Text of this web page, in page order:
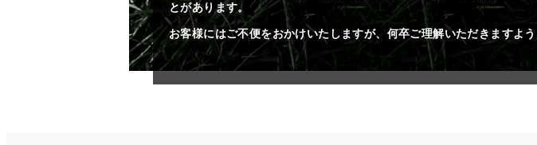
とがあります。
お客様にはご不便をおかけいたしますが、何卒ご理解いただきますよう